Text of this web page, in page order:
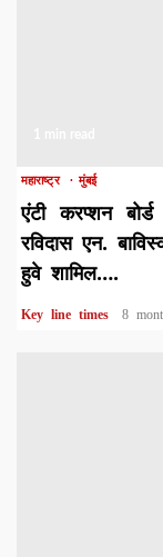
महाराष्ट्र मुंबई
एंटी करप्शन
रविदास एन.
हुवे शामिल….
Key line times 8